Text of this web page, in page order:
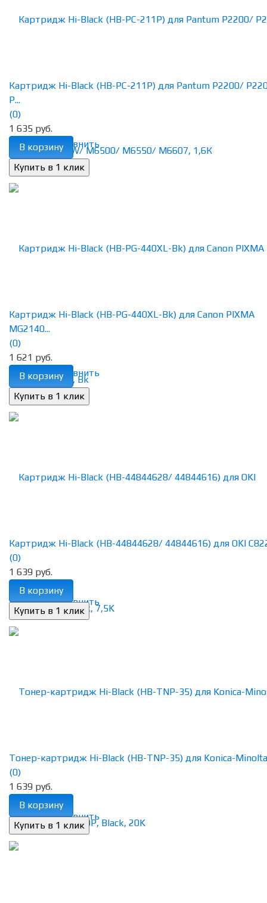
избранное сравнить
Картридж Hi-Black (HB-PC-211P) для Pantum P2200/
P...
(0)
1 635 руб.
В корзину
избранное сравнить
Картридж Hi-Black (HB-PG-440XL-Bk) для Canon PIXMA
MG2140...
(0)
1 621 руб.
В корзину
избранное сравнить
Картридж Hi-Black (HB-44844628/ 44844616) для OKI
(0)
1 639 руб.
В корзину
избранное сравнить
Тонер-картридж Hi-Black (HB-TNP-35) для Konica-
(0)
1 639 руб.
В корзину